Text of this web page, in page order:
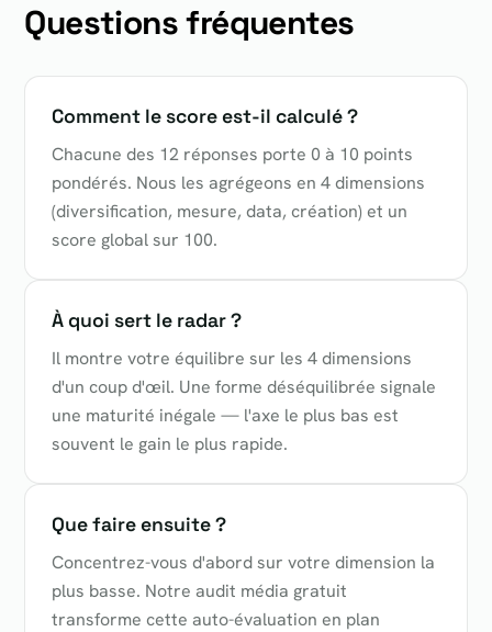
Questions fréquentes
Comment le score est-il calculé ?
Chacune des 12 réponses porte 0 à 10 points
pondérés. Nous les agrégeons en 4 dimensions
(diversification, mesure, data, création) et un
score global sur 100.
À quoi sert le radar ?
Il montre votre équilibre sur les 4 dimensions
d'un coup d'œil. Une forme déséquilibrée signale
une maturité inégale — l'axe le plus bas est
souvent le gain le plus rapide.
Que faire ensuite ?
Concentrez-vous d'abord sur votre dimension la
plus basse. Notre audit média gratuit
transforme cette auto-évaluation en plan